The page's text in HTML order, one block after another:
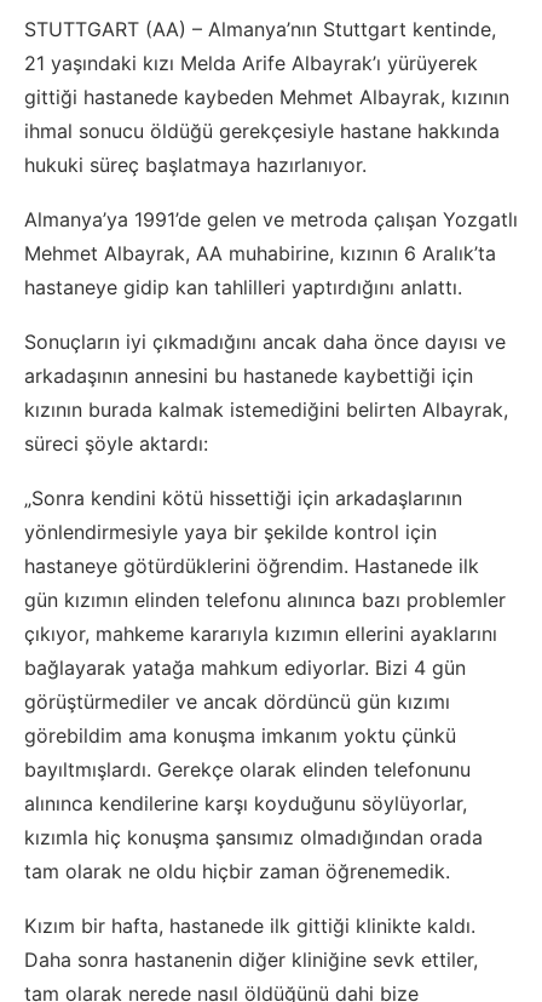
STUTTGART (AA) – Almanya’nın Stuttgart kentinde,
21 yaşındaki kızı Melda Arife Albayrak’ı yürüyerek
gittiği hastanede kaybeden Mehmet Albayrak, kızının
ihmal sonucu öldüğü gerekçesiyle hastane hakkında
hukuki süreç başlatmaya hazırlanıyor.
Almanya’ya 1991’de gelen ve metroda çalışan Yozgatlı
Mehmet Albayrak, AA muhabirine, kızının 6 Aralık’ta
hastaneye gidip kan tahlilleri yaptırdığını anlattı.
Sonuçların iyi çıkmadığını ancak daha önce dayısı ve
arkadaşının annesini bu hastanede kaybettiği için
kızının burada kalmak istemediğini belirten Albayrak,
süreci şöyle aktardı:
„Sonra kendini kötü hissettiği için arkadaşlarının
yönlendirmesiyle yaya bir şekilde kontrol için
hastaneye götürdüklerini öğrendim. Hastanede ilk
gün kızımın elinden telefonu alınınca bazı problemler
çıkıyor, mahkeme kararıyla kızımın ellerini ayaklarını
bağlayarak yatağa mahkum ediyorlar. Bizi 4 gün
görüştürmediler ve ancak dördüncü gün kızımı
görebildim ama konuşma imkanım yoktu çünkü
bayıltmışlardı. Gerekçe olarak elinden telefonunu
alınınca kendilerine karşı koyduğunu söylüyorlar,
kızımla hiç konuşma şansımız olmadığından orada
tam olarak ne oldu hiçbir zaman öğrenemedik.
Kızım bir hafta, hastanede ilk gittiği klinikte kaldı.
Daha sonra hastanenin diğer kliniğine sevk ettiler,
tam olarak nerede nasıl öldüğünü dahi bize